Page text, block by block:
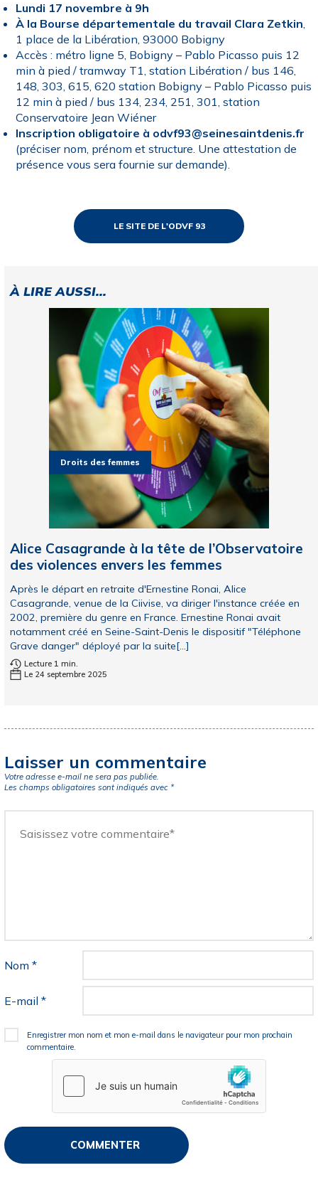
Lundi 17 novembre à 9h
À la Bourse départementale du travail Clara Zetkin,
1 place de la Libération, 93000 Bobigny
Accès : métro ligne 5, Bobigny – Pablo Picasso puis 12
min à pied / tramway T1, station Libération / bus 146,
148, 303, 615, 620 station Bobigny – Pablo Picasso puis
12 min à pied / bus 134, 234, 251, 301, station
Conservatoire Jean Wiéner
Inscription obligatoire à odvf93@seinesaintdenis.fr
(préciser nom, prénom et structure. Une attestation de
présence vous sera fournie sur demande).
LE SITE DE L'ODVF 93
À LIRE AUSSI...
Droits des femmes
Alice Casagrande à la tête de l’Observatoire
des violences envers les femmes
Après le départ en retraite d'Ernestine Ronai, Alice
Casagrande, venue de la Ciivise, va diriger l'instance créée en
2002, première du genre en France. Ernestine Ronai avait
notamment créé en Seine-Saint-Denis le dispositif "Téléphone
Grave danger" déployé par la suite[...]
Lecture 1 min.
Le 24 septembre 2025
Laisser un commentaire
Votre adresse e-mail ne sera pas publiée.
Les champs obligatoires sont indiqués avec *
Nom *
E-mail *
Enregistrer mon nom et mon e-mail dans le navigateur pour mon prochain
commentaire.